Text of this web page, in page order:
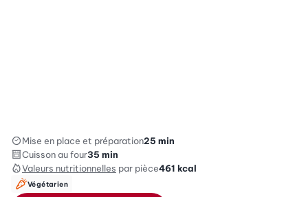
Mise en place et préparation25 min
Cuisson au four35 min
Valeurs nutritionnelles par pièce461 kcal
Végétarien